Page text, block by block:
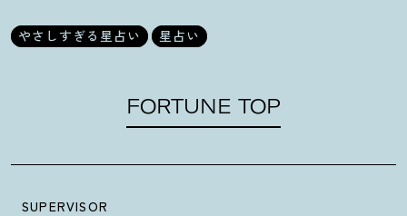
やさしすぎる星占い 星占い
FORTUNE TOP
SUPERVISOR